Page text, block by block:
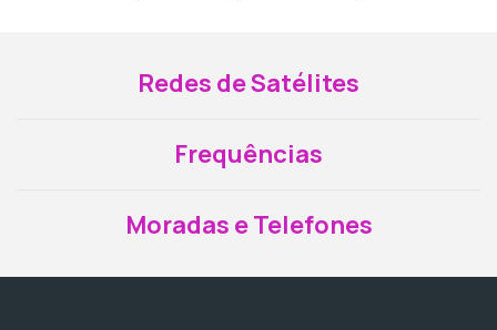
Redes de Satélites
Frequências
Moradas e Telefones